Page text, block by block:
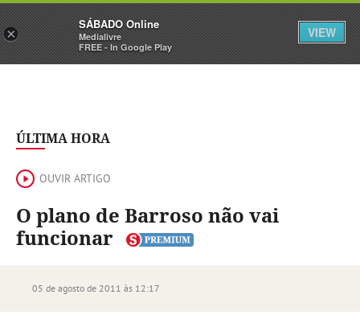
Sábado Assine Iniciar Sessão
ÚLTIMA HORA
OUVIR ARTIGO
O plano de Barroso não vai
funcionar
05 de agosto de 2011 às 12:17
×
SÁBADO Online
Medialivre
FREE - In Google Play
VIEW